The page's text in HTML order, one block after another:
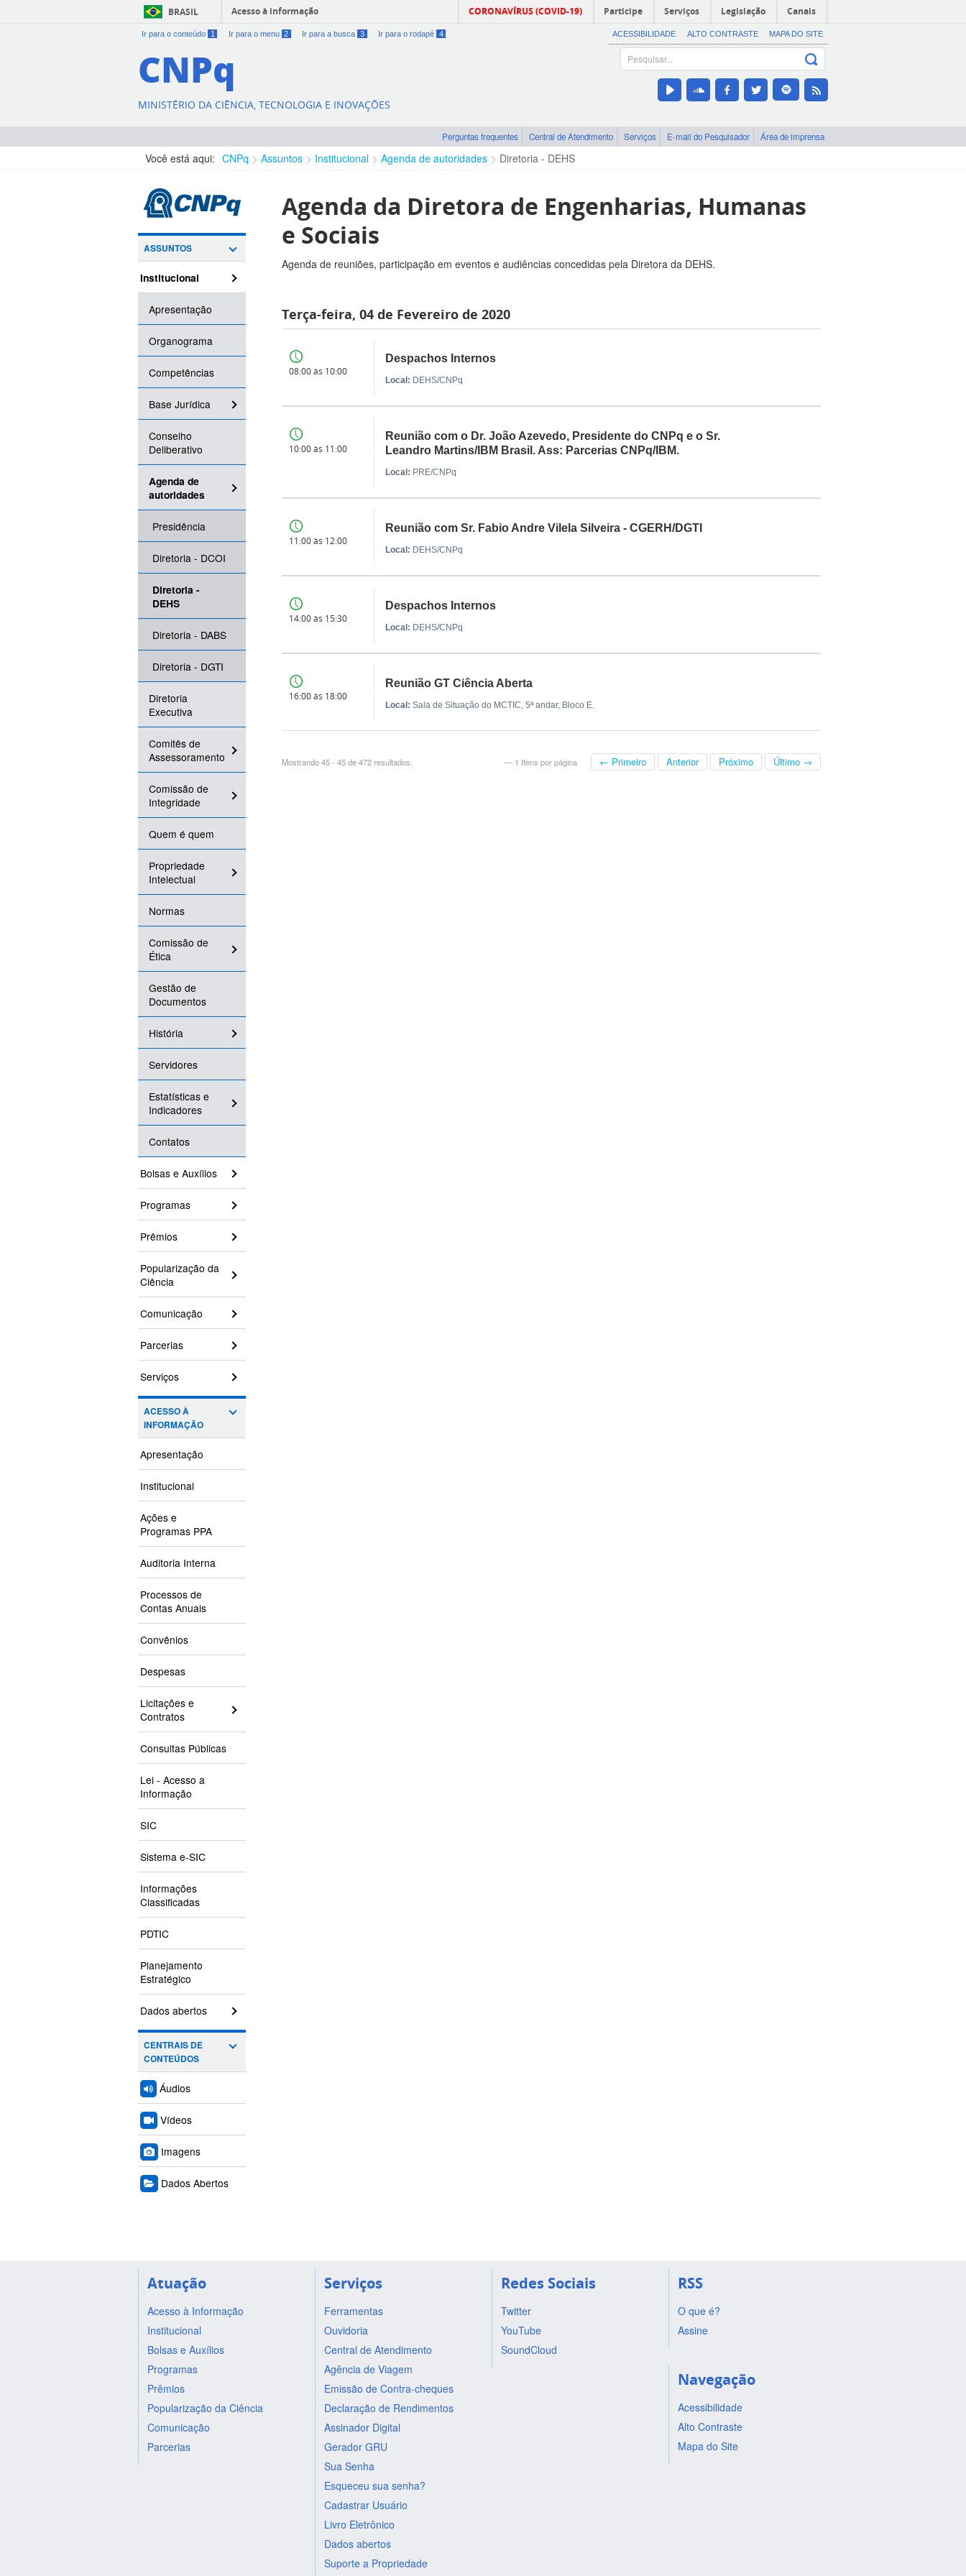
BRASIL Acesso à informação CORONAVÍRUS (COVID-19) Participe Serviços Legislação Canais
Ir para o conteúdo 1 Ir para o menu 2 Ir para a busca 3 Ir para o rodapé 4 ACESSIBILIDADE ALTO CONTRASTE MAPA DO SITE
CNPq
MINISTÉRIO DA CIÊNCIA, TECNOLOGIA E INOVAÇÕES
Perguntas frequentes Central de Atendimento Serviços E-mail do Pesquisador Área de imprensa
Você está aqui: CNPq Assuntos Institucional Agenda de autoridades Diretoria - DEHS
ASSUNTOS
Institucional
Apresentação
Organograma
Competências
Base Jurídica
Conselho
Deliberativo
Agenda de
autoridades
Presidência
Diretoria - DCOI
Diretoria -
DEHS
Diretoria - DABS
Diretoria - DGTI
Diretoria
Executiva
Comitês de
Assessoramento
Comissão de
Integridade
Quem é quem
Propriedade
Intelectual
Normas
Comissão de
Ética
Gestão de
Documentos
História
Servidores
Estatísticas e
Indicadores
Contatos
Bolsas e Auxílios
Programas
Prêmios
Popularização da
Ciência
Comunicação
Parcerias
Serviços
ACESSO À
INFORMAÇÃO
Apresentação
Institucional
Ações e
Programas PPA
Auditoria Interna
Processos de
Contas Anuais
Convênios
Despesas
Licitações e
Contratos
Consultas Públicas
Lei - Acesso a
Informação
SIC
Sistema e-SIC
Informações
Classificadas
PDTIC
Planejamento
Estratégico
Dados abertos
CENTRAIS DE
CONTEÚDOS
Áudios
Vídeos
Imagens
Dados Abertos
Agenda da Diretora de Engenharias, Humanas
e Sociais
Agenda de reuniões, participação em eventos e audiências concedidas pela Diretora da DEHS.
Terça-feira, 04 de Fevereiro de 2020
08:00 às 10:00
Despachos Internos
Local: DEHS/CNPq
10:00 às 11:00
Reunião com o Dr. João Azevedo, Presidente do CNPq e o Sr.
Leandro Martins/IBM Brasil. Ass: Parcerias CNPq/IBM.
Local: PRE/CNPq
11:00 às 12:00
Reunião com Sr. Fabio Andre Vilela Silveira - CGERH/DGTI
Local: DEHS/CNPq
14:00 às 15:30
Despachos Internos
Local: DEHS/CNPq
16:00 às 18:00
Reunião GT Ciência Aberta
Local:Sala de Situação do MCTIC, 5ª andar, Bloco E.
— 1 Itens por página
Mostrando 45 - 45 de 472 resultados. ← Primeiro Anterior Próximo Último →
Atuação
Acesso à Informação
Institucional
Bolsas e Auxílios
Programas
Prêmios
Popularização da Ciência
Comunicação
Parcerias
Serviços
Ferramentas
Ouvidoria
Central de Atendimento
Agência de Viagem
Emissão de Contra-cheques
Declaração de Rendimentos
Assinador Digital
Gerador GRU
Sua Senha
Esqueceu sua senha?
Cadastrar Usuário
Livro Eletrônico
Dados abertos
Suporte a Propriedade
Redes Sociais
Twitter
YouTube
SoundCloud
RSS
O que é?
Assine
Navegação
Acessibilidade
Alto Contraste
Mapa do Site